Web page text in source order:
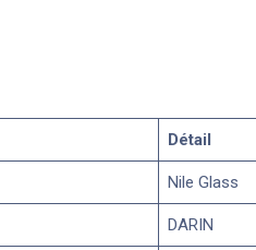
Détail
Nile Glass
DARIN